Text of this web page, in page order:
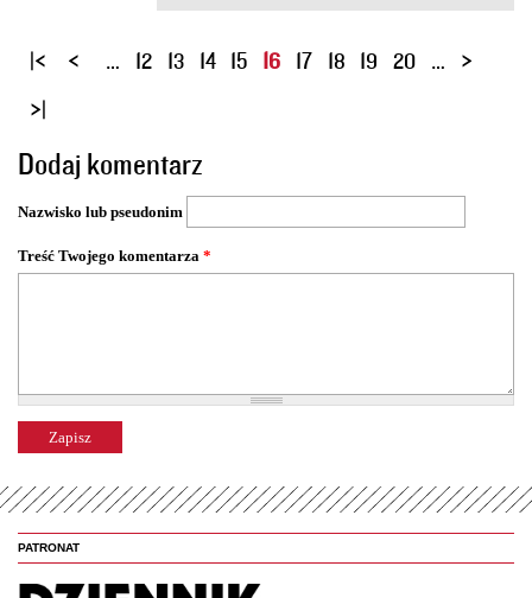
S
o
n
y
… 12 13 14 15 16 17 18 19 20 …
Dodaj komentarz
Nazwisko lub pseudonim
Treść Twojego komentarza *
PATRONAT